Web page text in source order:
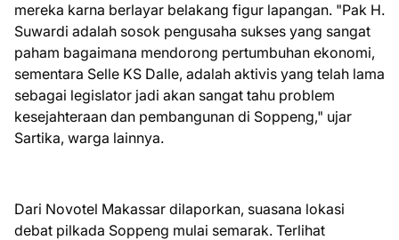
mereka karna berlayar belakang figur lapangan. "Pak H.
Suwardi adalah sosok pengusaha sukses yang sangat
paham bagaimana mendorong pertumbuhan ekonomi,
sementara Selle KS Dalle, adalah aktivis yang telah lama
sebagai legislator jadi akan sangat tahu problem
kesejahteraan dan pembangunan di Soppeng," ujar
Sartika, warga lainnya.
Dari Novotel Makassar dilaporkan, suasana lokasi
debat pilkada Soppeng mulai semarak. Terlihat